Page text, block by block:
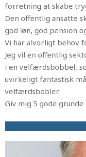
forretning at skabe
Den offentlig ansatte
god løn, god pension
Vi har alvorligt behov
Jeg vil en offentlig
i en velfærdsbobbel,
uvirkeligt fantastisk
velfærdsbobler.
Giv mig 5 gode